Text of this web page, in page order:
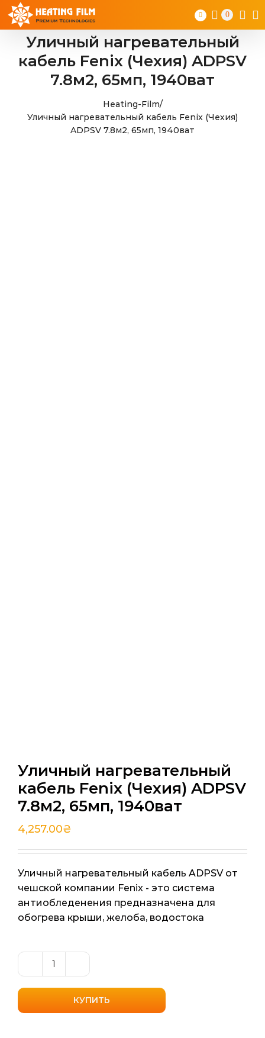
Skip
content
0
Уличный нагревательный
кабель Fenix (Чехия) ADPSV
7.8м2, 65мп, 1940ват
Heating-Film/
Уличный нагревательный кабель Fenix (Чехия)
ADPSV 7.8м2, 65мп, 1940ват
Уличный нагревательный
кабель Fenix (Чехия) ADPSV
7.8м2, 65мп, 1940ват
4,257.00₴
Уличный нагревательный кабель ADPSV от
чешской компании Fenix ​​- это система
антиобледенения предназначена для
обогрева крыши, желоба, водостока
Количество
товара
Уличный
нагревательный
КУПИТЬ